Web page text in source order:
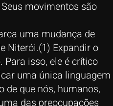
movimentos são
uma mudança de
Niterói.(1) Expandir o
isso, ele é crítico
uma única linguagem
de que nós, humanos,
das preocupações